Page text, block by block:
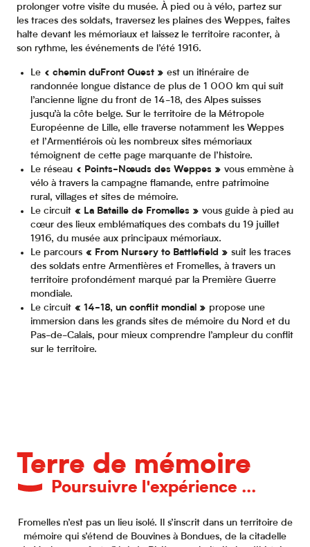
prolonger votre visite du musée. À pied ou à vélo, partez sur
les traces des soldats, traversez les plaines des Weppes, faites
halte devant les mémoriaux et laissez le territoire raconter, à
son rythme, les événements de l’été 1916.
Le « chemin du Front Ouest » est un itinéraire de
randonnée longue distance de plus de 1 000 km qui suit
l’ancienne ligne du front de 14-18, des Alpes suisses
jusqu’à la côte belge. Sur le territoire de la Métropole
Européenne de Lille, elle traverse notamment les Weppes
et l’Armentiérois où les nombreux sites mémoriaux
témoignent de cette page marquante de l’histoire.
Le réseau « Points-Nœuds des Weppes » vous emmène à
vélo à travers la campagne flamande, entre patrimoine
rural, villages et sites de mémoire.
Le circuit « La Bataille de Fromelles » vous guide à pied au
cœur des lieux emblématiques des combats du 19 juillet
1916, du musée aux principaux mémoriaux.
Le parcours « From Nursery to Battlefield » suit les traces
des soldats entre Armentières et Fromelles, à travers un
territoire profondément marqué par la Première Guerre
mondiale.
Le circuit « 14-18, un conflit mondial » propose une
immersion dans les grands sites de mémoire du Nord et du
Pas-de-Calais, pour mieux comprendre l’ampleur du conflit
sur le territoire.
Terre de mémoire
Poursuivre l'expérience ...
Fromelles n’est pas un lieu isolé. Il s’inscrit dans un territoire de
mémoire qui s’étend de Bouvines à Bondues, de la citadelle